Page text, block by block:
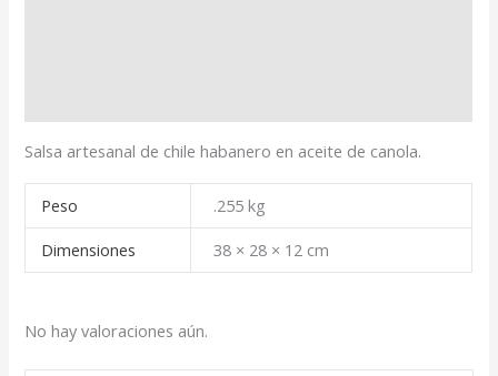
Salsa artesanal de chile habanero en aceite de canola.
Peso
.255 kg
Dimensiones
38 × 28 × 12 cm
No hay valoraciones aún.